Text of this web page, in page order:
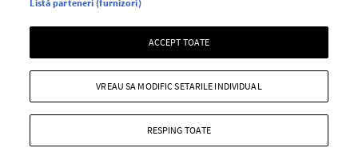
Jocurile de noroc sunt interzise minorilor.
Copyright © 2026 Ringier Romania SRL
Listă parteneri (furnizori)
ACCEPT TOATE
RESPING TOATE
VREAU SA MODIFIC SETARILE INDIVIDUAL